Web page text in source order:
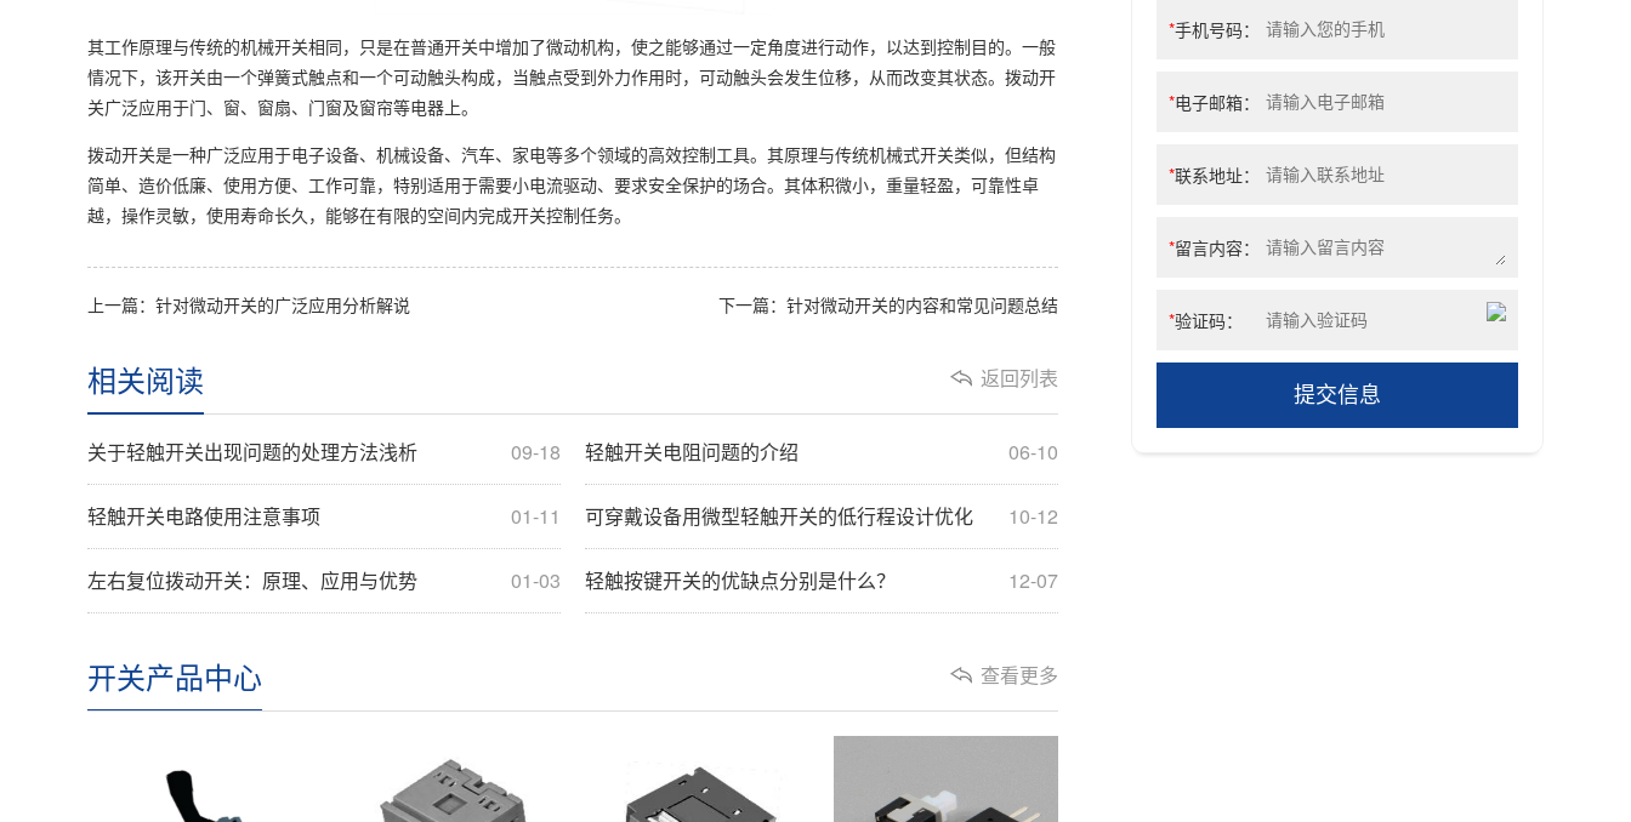
其工作原理与传统的机械开关相同，只是在普通开关中增加了微动机构，使之能够通过一定角度进行动作，以达到控制目的。一般
情况下，该开关由一个弹簧式触点和一个可动触头构成，当触点受到外力作用时，可动触头会发生位移，从而改变其状态。拨动开
关广泛应用于门、窗、窗扇、门窗及窗帘等电器上。
拨动开关是一种广泛应用于电子设备、机械设备、汽车、家电等多个领域的高效控制工具。其原理与传统机械式开关类似，但结构
简单、造价低廉、使用方便、工作可靠，特别适用于需要小电流驱动、要求安全保护的场合。其体积微小，重量轻盈，可靠性卓
越，操作灵敏，使用寿命长久，能够在有限的空间内完成开关控制任务。
上一篇：针对微动开关的广泛应用分析解说 下一篇：针对微动开关的内容和常见问题总结
返回列表
相关阅读
09-18
关于轻触开关出现问题的处理方法浅析 06-10
轻触开关电阻问题的介绍
01-11
轻触开关电路使用注意事项 10-12
可穿戴设备用微型轻触开关的低行程设计优化
01-03
左右复位拨动开关：原理、应用与优势 12-07
轻触按键开关的优缺点分别是什么？
查看更多
开关产品中心
*手机号码：
*电子邮箱：
*联系地址：
*留言内容：
*验证码：
提交信息